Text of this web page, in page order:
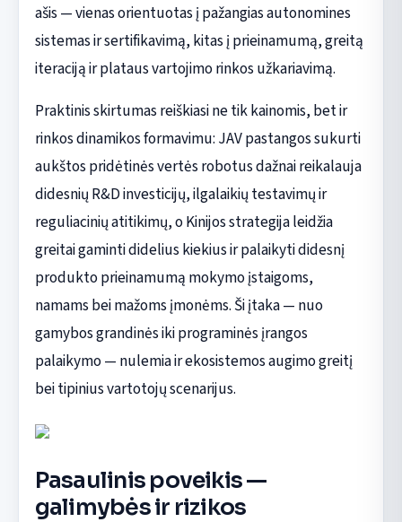
ašis — vienas orientuotas į pažangias autonomines
sistemas ir sertifikavimą, kitas į prieinamumą, greitą
iteraciją ir plataus vartojimo rinkos užkariavimą.
Praktinis skirtumas reiškiasi ne tik kainomis, bet ir
rinkos dinamikos formavimu: JAV pastangos sukurti
aukštos pridėtinės vertės robotus dažnai reikalauja
didesnių R&D investicijų, ilgalaikių testavimų ir
reguliacinių atitikimų, o Kinijos strategija leidžia
greitai gaminti didelius kiekius ir palaikyti didesnį
produkto prieinamumą mokymo įstaigoms,
namams bei mažoms įmonėms. Ši įtaka — nuo
gamybos grandinės iki programinės įrangos
palaikymo — nulemia ir ekosistemos augimo greitį
bei tipinius vartotojų scenarijus.
Pasaulinis poveikis —
galimybės ir rizikos